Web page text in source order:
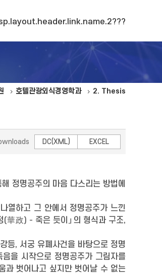
호텔관광외식경영학과 2. Thesis
DC(XML) EXCEL
정명공주의 마음 다스리는 방법에
열하고 그 안에서 정명공주가 느낀
(華政) - 죽은 듯이」의 형식과 구조,
등, 서궁 유폐사건을 바탕으로 정명
을 시작으로 정명공주가 그림자를
과 벗어나고 싶지만 벗어날 수 없는